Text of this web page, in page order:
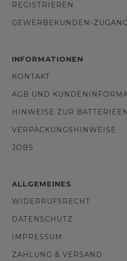
REGISTRIEREN
GEWERBEKUNDEN-ZUGANG
INFORMATIONEN
KONTAKT
AGB UND
HINWEISE ZUR
VERPACKUNGSHINWEISE
JOBS
ALLGEMEINES
WIDERRUFSRECHT
DATENSCHUTZ
IMPRESSUM
ZAHLUNG & VERSAND